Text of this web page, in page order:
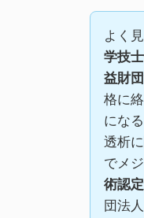
よく
学技
益財
格に
にな
透析
でメ
術認
団法